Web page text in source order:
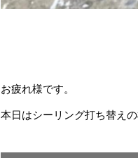
お疲れ様です。
本日はシーリング打ち替え